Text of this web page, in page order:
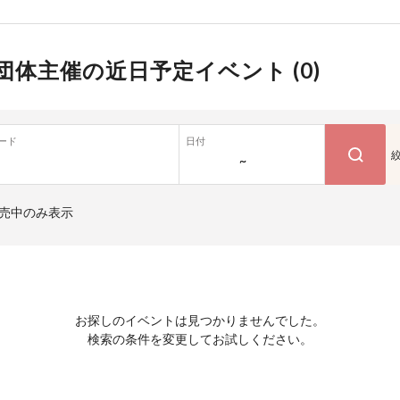
体主催の近日予定イベント (0)
ド 日付
~
中のみ表示
お探しのイベントは見つかりませんでした。
検索の条件を変更してお試しください。